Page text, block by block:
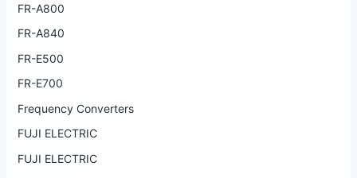
FR-A800
FR-A840
FR-E500
FR-E700
Frequency Converters
FUJI ELECTRIC
FUJI ELECTRIC